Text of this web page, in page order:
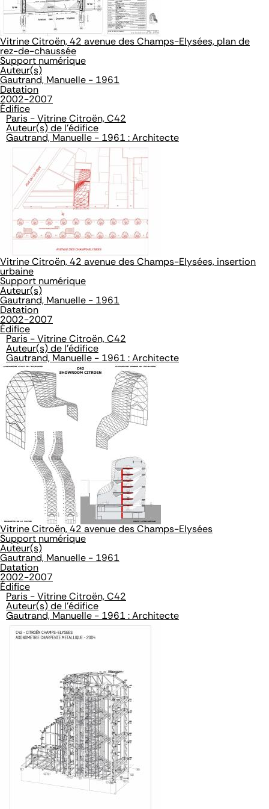
Vitrine Citroën, 42 avenue des Champs-Elysées, plan de
rez-de-chaussée
Support numérique
Auteur(s)
Gautrand, Manuelle - 1961
Datation
2002-2007
Édifice
Paris - Vitrine Citroën, C42
Auteur(s) de l'édifice
Gautrand, Manuelle - 1961 : Architecte
Vitrine Citroën, 42 avenue des Champs-Elysées, insertion
urbaine
Support numérique
Auteur(s)
Gautrand, Manuelle - 1961
Datation
2002-2007
Édifice
Paris - Vitrine Citroën, C42
Auteur(s) de l'édifice
Gautrand, Manuelle - 1961 : Architecte
Vitrine Citroën, 42 avenue des Champs-Elysées
Support numérique
Auteur(s)
Gautrand, Manuelle - 1961
Datation
2002-2007
Édifice
Paris - Vitrine Citroën, C42
Auteur(s) de l'édifice
Gautrand, Manuelle - 1961 : Architecte